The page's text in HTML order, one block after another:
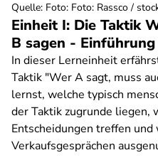
Einheit I: Die Taktik
B sagen - Einführung
In dieser Lerneinheit
Taktik "Wer A sagt, muss
lernst, welche typisch
der Taktik zugrunde liegen,
Entscheidungen treffen
Verkaufsgesprächen
Quelle: Foto: Foto: Rassco /